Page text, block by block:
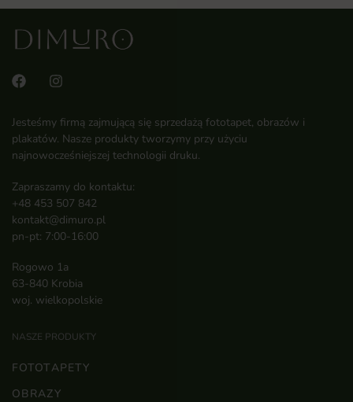
Jesteśmy firmą zajmującą się sprzedażą fototapet, obrazów i
plakatów. Nasze produkty tworzymy przy użyciu
najnowocześniejszej technologii druku.
Zapraszamy do kontaktu:
+48 453 507 842
kontakt@dimuro.pl
pn-pt: 7:00-16:00
Rogowo 1a
63-840 Krobia
woj. wielkopolskie
NASZE PRODUKTY
FOTOTAPETY
OBRAZY